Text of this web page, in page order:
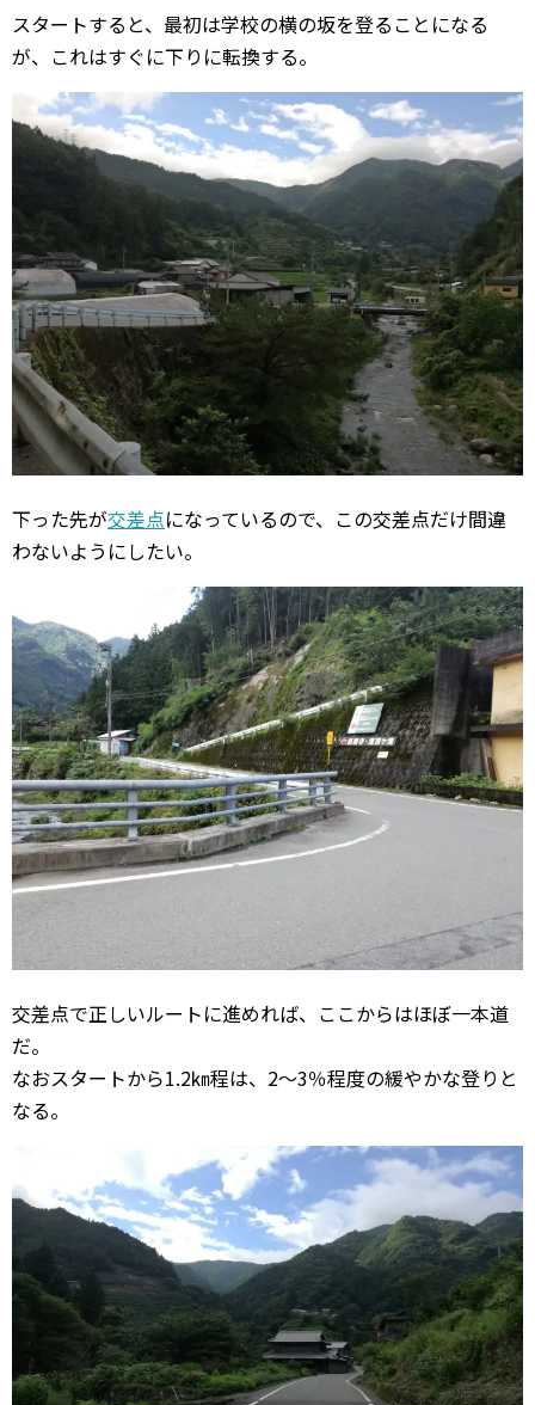
スタートすると、最初は学校の横の坂を登ることになる
が、これはすぐに下りに転換する。
下った先が交差点になっているので、この交差点だけ間違
わないようにしたい。
交差点で正しいルートに進めれば、ここからはほぼ一本道
だ。
なおスタートから1.2㎞程は、2～3％程度の緩やかな登りと
なる。